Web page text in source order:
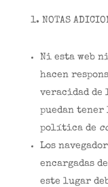
NOTAS
Ni esta web
hacen
veracidad
puedan tener
política de
Los
encargadas
este lugar